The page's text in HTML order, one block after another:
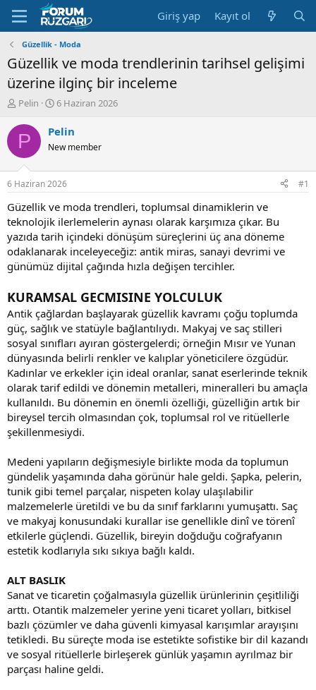
Giriş yap Kayıt ol
Güzellik - Moda
Güzellik ve moda trendlerinin tarihsel gelişimi
üzerine ilginç bir inceleme
K
n
u
u
B
a
ş
l
a
t
a
n
Pelin
B
ş
a
g
ı
ç
t
a
r
i
h
6 Haziran 2026
P Pelin
New member
6 Haziran 2026 #1
Güzellik ve moda trendleri, toplumsal dinamiklerin ve
teknolojik ilerlemelerin aynası olarak karşımıza çıkar. Bu
yazıda tarih içindeki dönüşüm süreçlerini üç ana döneme
odaklanarak inceleyeceğiz: antik miras, sanayi devrimi ve
günümüz dijital çağında hızla değişen tercihler.
KURAMSAL GECMISINE YOLCULUK
Antik çağlardan başlayarak güzellik kavramı çoğu toplumda
güç, sağlık ve statüyle bağlantılıydı. Makyaj ve saç stilleri
sosyal sınıfları ayıran göstergelerdi; örneğin Mısır ve Yunan
dünyasında belirli renkler ve kalıplar yöneticilere özgüdür.
Kadınlar ve erkekler için ideal oranlar, sanat eserlerinde teknik
olarak tarif edildi ve dönemin metalleri, mineralleri bu amaçla
kullanıldı. Bu dönemin en önemli özelliği, güzelliğin artık bir
bireysel tercih olmasından çok, toplumsal rol ve ritüellerle
şekillenmesiydi.
Medeni yapıların değişmesiyle birlikte moda da toplumun
gündelik yaşamında daha görünür hale geldi. Şapka, pelerin,
tunik gibi temel parçalar, nispeten kolay ulaşılabilir
malzemelerle üretildi ve bu da sınıf farklarını yumuşattı. Saç
ve makyaj konusundaki kurallar ise genellikle dinî ve törenî
etkilerle güçlendi. Güzellik, bireyin doğduğu coğrafyanın
estetik kodlarıyla sıkı sıkıya bağlı kaldı.
ALT BASLIK
Sanat ve ticaretin çoğalmasıyla güzellik ürünlerinin çeşitliliği
arttı. Otantik malzemeler yerine yeni ticaret yolları, bitkisel
bazlı çözümler ve daha güvenli kimyasal karışımlar arayışını
tetikledi. Bu süreçte moda ise estetikte sofistike bir dil kazandı
ve sosyal ritüellerle birleşerek günlük yaşamın ayrılmaz bir
parçası haline geldi.